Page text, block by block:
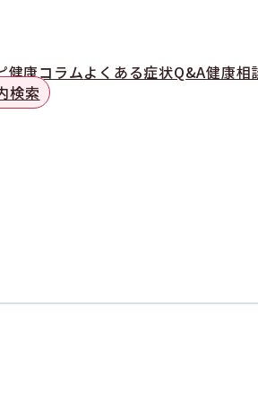
健康コラムよくある症状Q&A健康相
検索